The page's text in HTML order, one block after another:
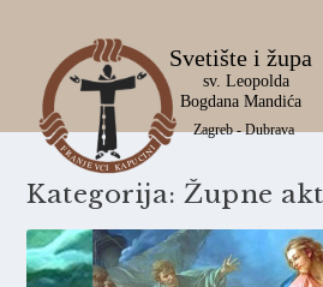
Kategorija:Župne